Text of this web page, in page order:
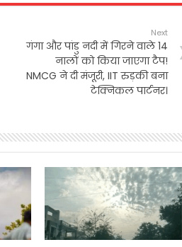
Next
गंगा और पांडु नदी में गिरने वाले 14
नालों को किया जाएगा टैप!
NMCG ने दी मंजूरी, IIT रुड़की बना
टेक्निकल पार्टनर।